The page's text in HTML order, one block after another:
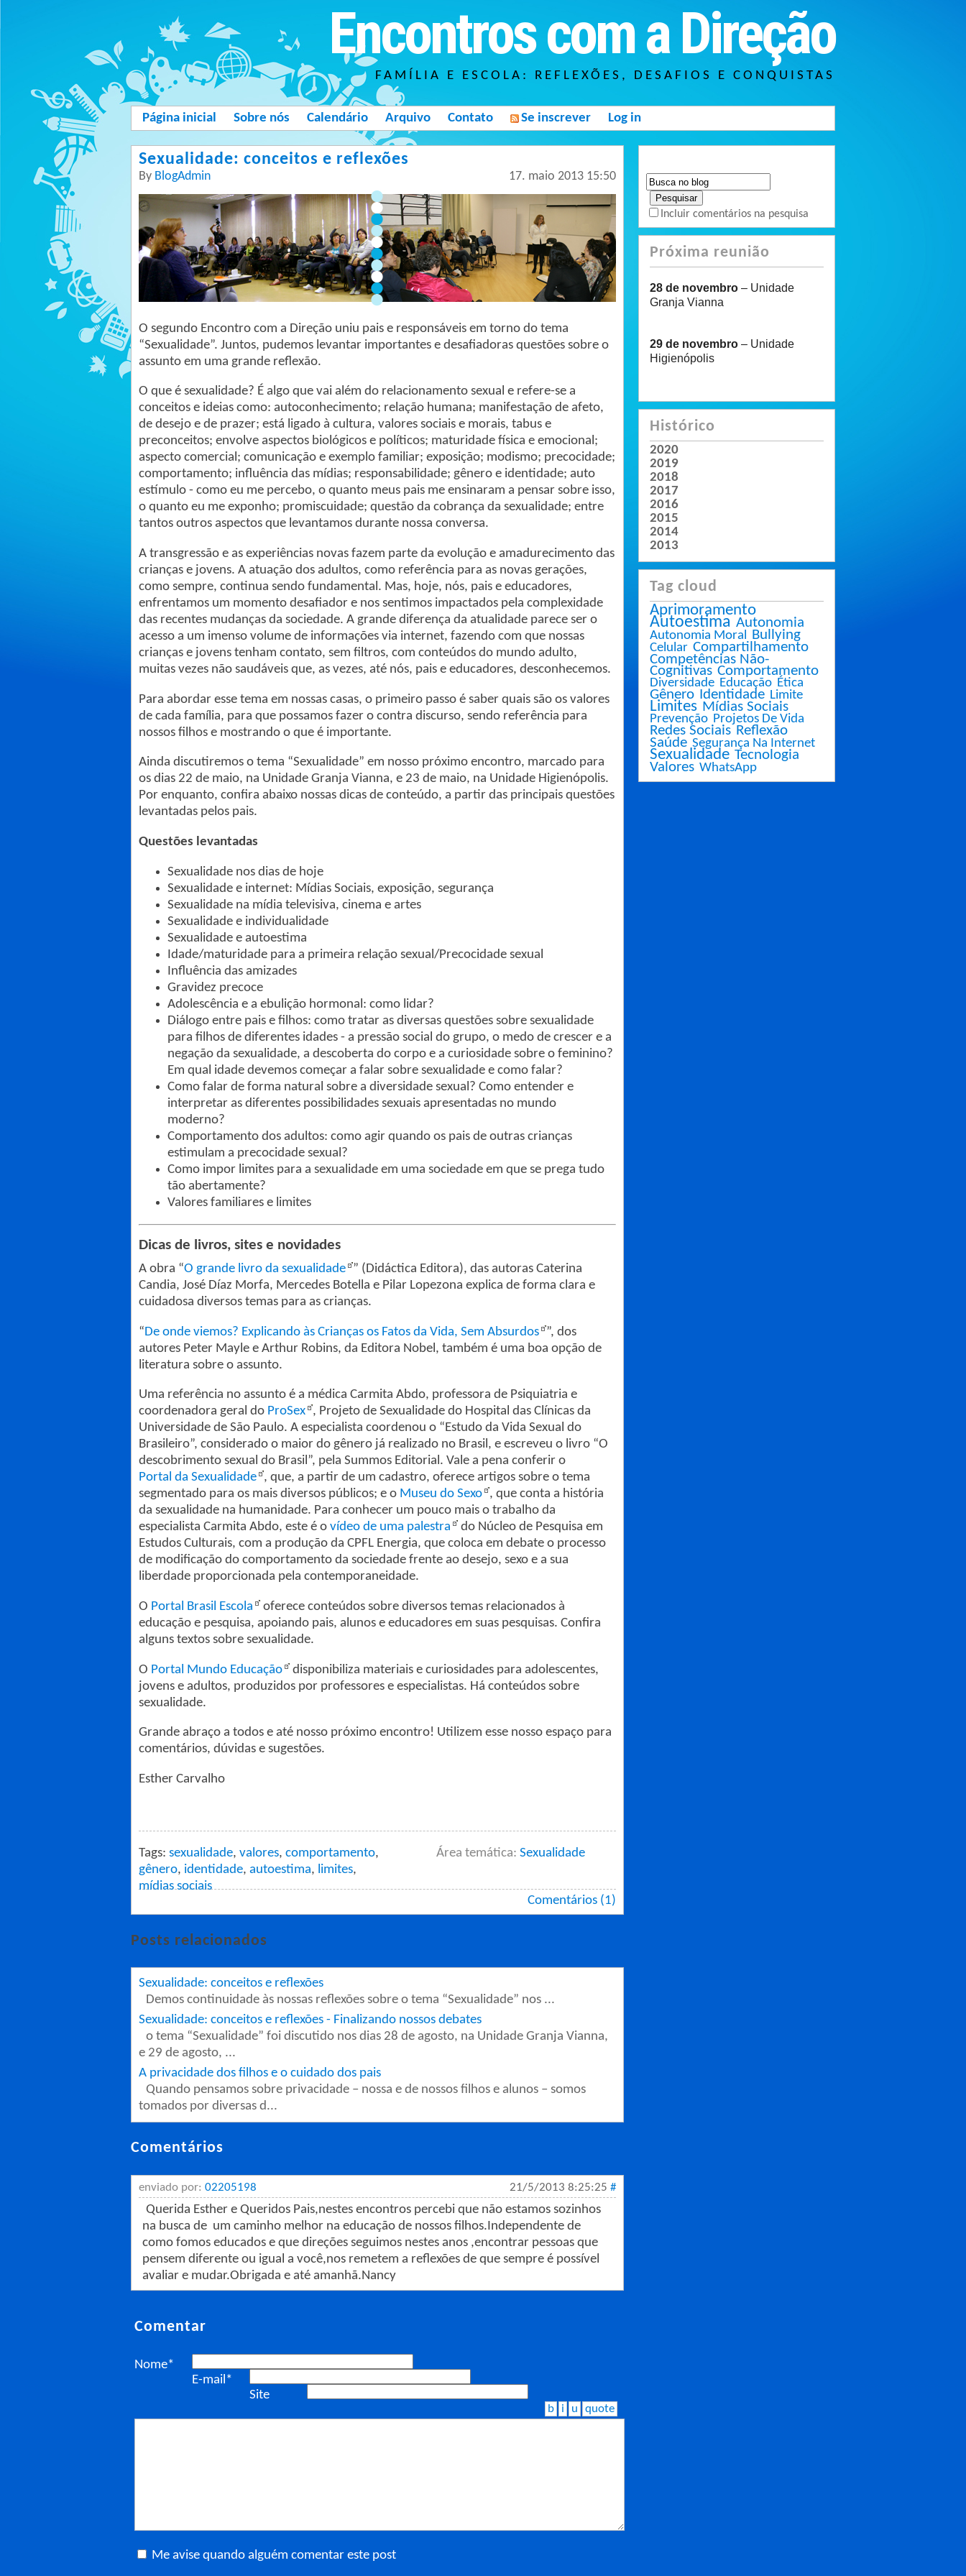
Encontros com a Direção
FAMÍLIA E ESCOLA: REFLEXÕES, DESAFIOS E CONQUISTAS
Página inicial Sobre nós Calendário Arquivo Contato Se inscrever Log in
Sexualidade: conceitos e reflexões
By BlogAdmin 17. maio 2013 15:50
O segundo Encontro com a Direção uniu pais e responsáveis em torno do tema
“Sexualidade”. Juntos, pudemos levantar importantes e desafiadoras questões sobre o
assunto em uma grande reflexão.
O que é sexualidade? É algo que vai além do relacionamento sexual e refere-se a
conceitos e ideias como: autoconhecimento; relação humana; manifestação de afeto,
de desejo e de prazer; está ligado à cultura, valores sociais e morais, tabus e
preconceitos; envolve aspectos biológicos e políticos; maturidade física e emocional;
aspecto comercial; comunicação e exemplo familiar; exposição; modismo; precocidade;
comportamento; influência das mídias; responsabilidade; gênero e identidade; auto
estímulo - como eu me percebo, o quanto meus pais me ensinaram a pensar sobre isso,
o quanto eu me exponho; promiscuidade; questão da cobrança da sexualidade; entre
tantos outros aspectos que levantamos durante nossa conversa.
A transgressão e as experiências novas fazem parte da evolução e amadurecimento das
crianças e jovens. A atuação dos adultos, como referência para as novas gerações,
como sempre, continua sendo fundamental. Mas, hoje, nós, pais e educadores,
enfrentamos um momento desafiador e nos sentimos impactados pela complexidade
das recentes mudanças da sociedade. A grande diferença da atualidade parece ser o
acesso a um imenso volume de informações via internet, fazendo com que nossas
crianças e jovens tenham contato, sem filtros, com conteúdos do mundo adulto,
muitas vezes não saudáveis que, as vezes, até nós, pais e educadores, desconhecemos.
Para abordar esse tema em nossas casas, o primeiro passo é saber quais são os valores
de cada família, para que possamos fazer o contra discurso, sendo referência para
nossos filhos e mostrando o que é importante.
Ainda discutiremos o tema “Sexualidade” em nosso próximo encontro, marcado para
os dias 22 de maio, na Unidade Granja Vianna, e 23 de maio, na Unidade Higienópolis.
Por enquanto, confira abaixo nossas dicas de conteúdo, a partir das principais questões
levantadas pelos pais.
Questões levantadas
Sexualidade nos dias de hoje
Sexualidade e internet: Mídias Sociais, exposição, segurança
Sexualidade na mídia televisiva, cinema e artes
Sexualidade e individualidade
Sexualidade e autoestima
Idade/maturidade para a primeira relação sexual/Precocidade sexual
Influência das amizades
Gravidez precoce
Adolescência e a ebulição hormonal: como lidar?
Diálogo entre pais e filhos: como tratar as diversas questões sobre sexualidade
para filhos de diferentes idades - a pressão social do grupo, o medo de crescer e a
negação da sexualidade, a descoberta do corpo e a curiosidade sobre o feminino?
Em qual idade devemos começar a falar sobre sexualidade e como falar?
Como falar de forma natural sobre a diversidade sexual? Como entender e
interpretar as diferentes possibilidades sexuais apresentadas no mundo
moderno?
Comportamento dos adultos: como agir quando os pais de outras crianças
estimulam a precocidade sexual?
Como impor limites para a sexualidade em uma sociedade em que se prega tudo
tão abertamente?
Valores familiares e limites
Dicas de livros, sites e novidades
A obra “O grande livro da sexualidade ” (Didáctica Editora), das autoras Caterina
Candia, José Díaz Morfa, Mercedes Botella e Pilar Lopezona explica de forma clara e
cuidadosa diversos temas para as crianças.
“ De onde viemos? Explicando às Crianças os Fatos da Vida, Sem Absurdos ”, dos
autores Peter Mayle e Arthur Robins, da Editora Nobel, também é uma boa opção de
literatura sobre o assunto.
Uma referência no assunto é a médica Carmita Abdo, professora de Psiquiatria e
coordenadora geral do ProSex , Projeto de Sexualidade do Hospital das Clínicas da
Universidade de São Paulo. A especialista coordenou o “Estudo da Vida Sexual do
Brasileiro”, considerado o maior do gênero já realizado no Brasil, e escreveu o livro “O
descobrimento sexual do Brasil”, pela Summos Editorial. Vale a pena conferir o
Portal da Sexualidade , que, a partir de um cadastro, oferece artigos sobre o tema
segmentado para os mais diversos públicos; e o Museu do Sexo , que conta a história
da sexualidade na humanidade. Para conhecer um pouco mais o trabalho da
especialista Carmita Abdo, este é o vídeo de uma palestra
do Núcleo de Pesquisa em
Estudos Culturais, com a produção da CPFL Energia, que coloca em debate o processo
de modificação do comportamento da sociedade frente ao desejo, sexo e a sua
liberdade proporcionada pela contemporaneidade.
O Portal Brasil Escola
oferece conteúdos sobre diversos temas relacionados à
educação e pesquisa, apoiando pais, alunos e educadores em suas pesquisas. Confira
alguns textos sobre sexualidade.
O Portal Mundo Educação
disponibiliza materiais e curiosidades para adolescentes,
jovens e adultos, produzidos por professores e especialistas. Há conteúdos sobre
sexualidade.
Grande abraço a todos e até nosso próximo encontro! Utilizem esse nosso espaço para
comentários, dúvidas e sugestões.
Esther Carvalho
Área temática: Sexualidade
Tags: sexualidade, valores, comportamento,
gênero, identidade, autoestima, limites,
mídias sociais
Comentários (1)
Posts relacionados
Sexualidade: conceitos e reflexões
Demos continuidade às nossas reflexões sobre o tema “Sexualidade” nos ...
Sexualidade: conceitos e reflexões - Finalizando nossos debates
o tema “Sexualidade” foi discutido nos dias 28 de agosto, na Unidade Granja Vianna,
e 29 de agosto, ...
A privacidade dos filhos e o cuidado dos pais
Quando pensamos sobre privacidade – nossa e de nossos filhos e alunos – somos
tomados por diversas d...
Comentários
enviado por: 02205198 21/5/2013 8:25:25 #
Querida Esther e Queridos Pais,nestes encontros percebi que não estamos sozinhos
na busca de um caminho melhor na educação de nossos filhos.Independente de
como fomos educados e que direções seguimos nestes anos ,encontrar pessoas que
pensem diferente ou igual a você,nos remetem a reflexões de que sempre é possível
avaliar e mudar.Obrigada e até amanhã.Nancy
Comentar
Nome*
E-mail*
Site
b i u quote
Me avise quando alguém comentar este post
Incluir comentários na pesquisa
Próxima reunião
28 de novembro– Unidade
Granja Vianna
29 de novembro – Unidade
Higienópolis
Histórico
2020
2019
2018
2017
2016
2015
2014
2013
Tag cloud
Aprimoramento
Autoestima Autonomia
Autonomia Moral Bullying
Celular Compartilhamento
Competências Não-
Cognitivas Comportamento
Diversidade Educação Ética
Gênero Identidade Limite
Limites Mídias Sociais
Prevenção Projetos De Vida
Redes Sociais Reflexão
Saúde Segurança Na Internet
Sexualidade Tecnologia
Valores WhatsApp